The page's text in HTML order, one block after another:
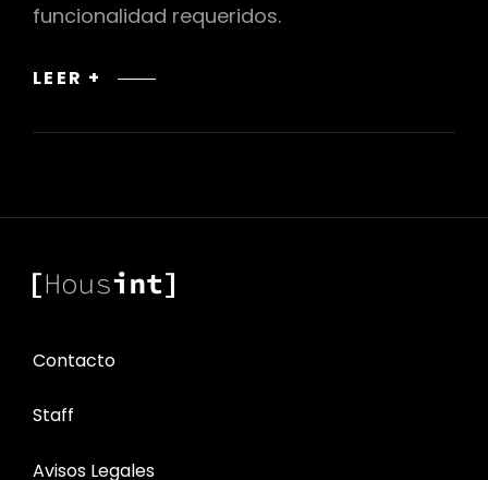
funcionalidad requeridos.
LEER +
PRUEBAS
VERIFICACIONES
CONTROL
CALIDAD
Contacto
Staff
Avisos Legales